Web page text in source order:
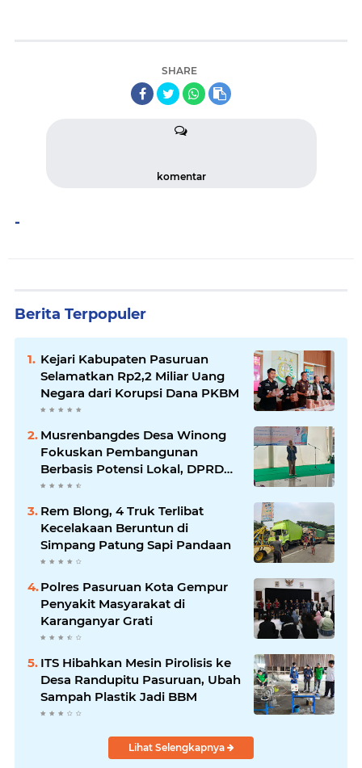
SHARE
komentar
-
Berita Terpopuler
Kejari Kabupaten Pasuruan
Selamatkan Rp2,2 Miliar Uang
Negara dari Korupsi Dana PKBM
Musrenbangdes Desa Winong
Fokuskan Pembangunan
Berbasis Potensi Lokal, DPRD
Optimistis Meski Dihantam
Rem Blong, 4 Truk Terlibat
Kecelakaan Beruntun di
Simpang Patung Sapi Pandaan
Polres Pasuruan Kota Gempur
Penyakit Masyarakat di
Karanganyar Grati
ITS Hibahkan Mesin Pirolisis ke
Desa Randupitu Pasuruan, Ubah
Sampah Plastik Jadi BBM
Lihat Selengkapnya